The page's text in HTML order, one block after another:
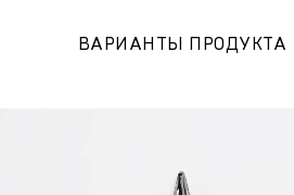
ВАРИАНТЫ ПРОДУКТА